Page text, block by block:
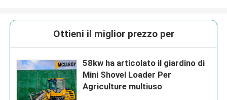
Ottieni il miglior prezzo per
58kw ha articolato il giardino di
Mini Shovel Loader Per
Agriculture multiuso